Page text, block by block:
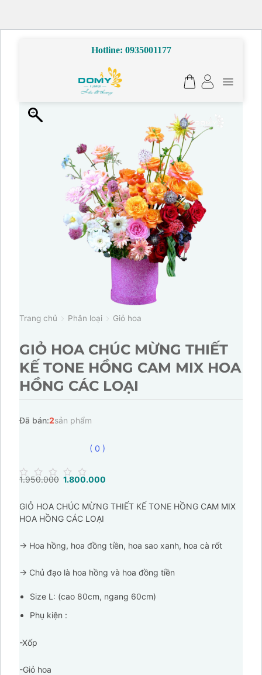
Hotline: 0935001177
Trang chủ Phân loại Giỏ hoa
GIỎ HOA CHÚC MỪNG THIẾT
KẾ TONE HỒNG CAM MIX HOA
HỒNG CÁC LOẠI
Đã bán:2sản phẩm
0
of
5
( 0 )
1.950.000 Giá
là:
1.950.000.
1.800.000
tại
GIỎ HOA CHÚC MỪNG THIẾT KẾ TONE HỒNG CAM MIX
HOA HỒNG CÁC LOẠI
-> Hoa hồng, hoa đồng tiền, hoa sao xanh, hoa cà rốt
-> Chủ đạo là hoa hồng và hoa đồng tiền
Size L: (cao 80cm, ngang 60cm)
Phụ kiện :
-Xốp
-Giỏ hoa